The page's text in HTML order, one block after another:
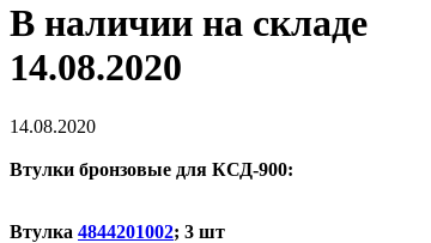
В наличии на складе
14.08.2020
14.08.2020
Втулки бронзовые для КСД-900:
Втулка 4844201002; 3 шт